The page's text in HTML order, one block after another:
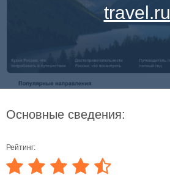
travel.ru
Основные сведения:
Рейтинг: